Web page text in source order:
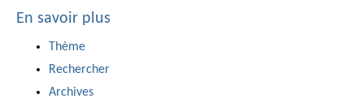
En savoir plus
Thème
Rechercher
Archives